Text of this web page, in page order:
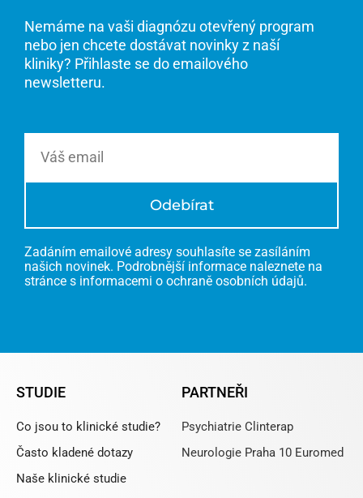
Nemáme na vaši diagnózu otevřený program
nebo jen chcete dostávat novinky z naší
kliniky? Přihlaste se do emailového
newsletteru.
Odebírat
Zadáním emailové adresy souhlasíte se zasíláním
našich novinek. Podrobnější informace naleznete na
stránce s informacemi o ochraně osobních údajů.
STUDIE
Co jsou to klinické studie?
Často kladené dotazy
Naše klinické studie
PARTNEŘI
Psychiatrie Clinterap
Neurologie Praha 10 Euromed